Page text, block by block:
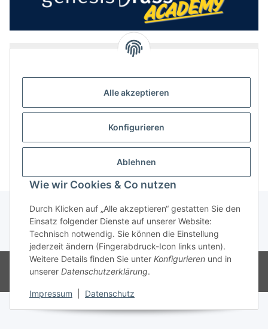
Alle akzeptieren
Konfigurieren
Ablehnen
Wie wir Cookies & Co nutzen
Durch Klicken auf „Alle akzeptieren“ gestatten Sie den
Einsatz folgender Dienste auf unserer Website:
Technisch notwendig. Sie können die Einstellung
jederzeit ändern (Fingerabdruck-Icon links unten).
Weitere Details finden Sie unter Konfigurieren und in
unserer Datenschutzerklärung.
Impressum Datenschutz
+++ TERMINE genesis brass academy 2026 +++
Dieser Beitrag unterliegt Beschränkungen.
* Alle Preise inkl. gesetzlicher USt., zzgl.Versand
© genesis musikverlag Christian Sprenger
Powered byJTL-Shop